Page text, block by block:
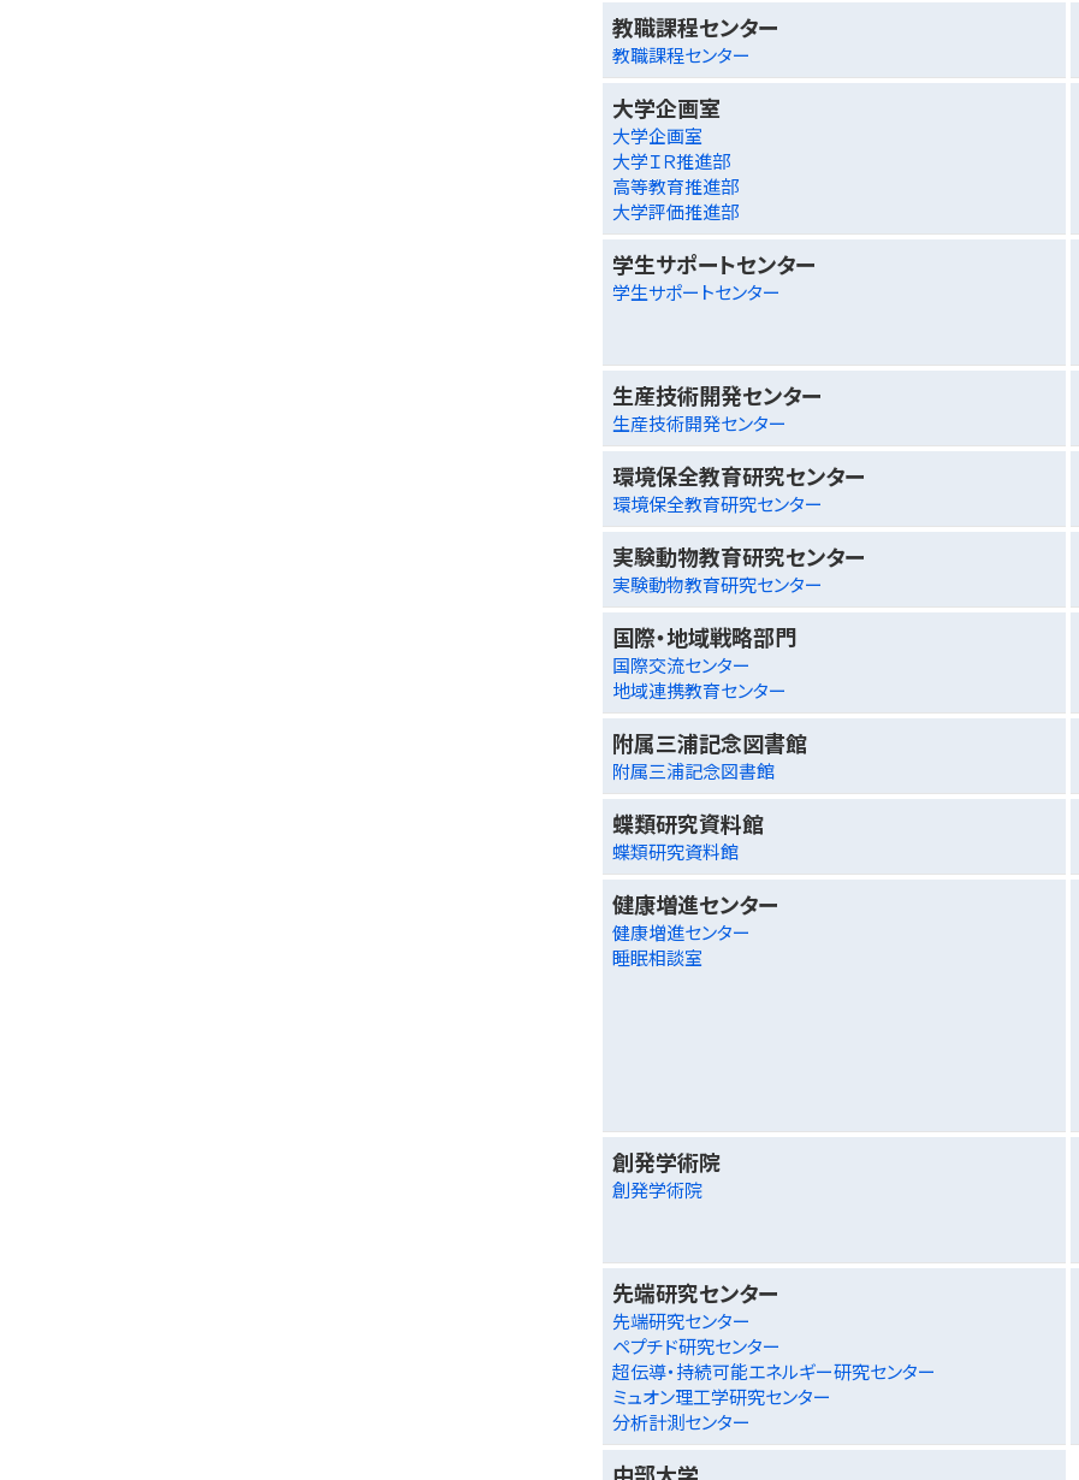
教職課程センター
教職課程センター
大学企画室
大学企画室
大学ＩＲ推進部
高等教育推進部
大学評価推進部
学生サポートセンター
学生サポートセンター
生産技術開発センター
生産技術開発センター
環境保全教育研究センター
環境保全教育研究センター
実験動物教育研究センター
実験動物教育研究センター
国際・地域戦略部門
国際交流センター
地域連携教育センター
附属三浦記念図書館
附属三浦記念図書館
蝶類研究資料館
蝶類研究資料館
健康増進センター
健康増進センター
睡眠相談室
創発学術院
創発学術院
先端研究センター
先端研究センター
ペプチド研究センター
超伝導・持続可能エネルギー研究センター
ミュオン理工学研究センター
分析計測センター